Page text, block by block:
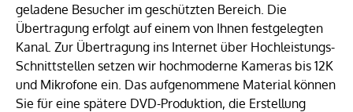
geladene Besucher im geschützten Bereich. Die
Übertragung erfolgt auf einem von Ihnen festgelegten
Kanal. Zur Übertragung ins Internet über Hochleistungs-
Schnittstellen setzen wir hochmoderne Kameras bis 12K
und Mikrofone ein. Das aufgenommene Material können
Sie für eine spätere DVD-Produktion, die Erstellung